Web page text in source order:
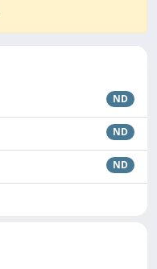
ND
ND
ND